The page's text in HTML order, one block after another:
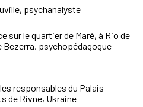
psychanalyste
sur le quartier de Maré, à Rio de
Bezerra, psychopédagogue
les responsables du Palais
de Rivne, Ukraine